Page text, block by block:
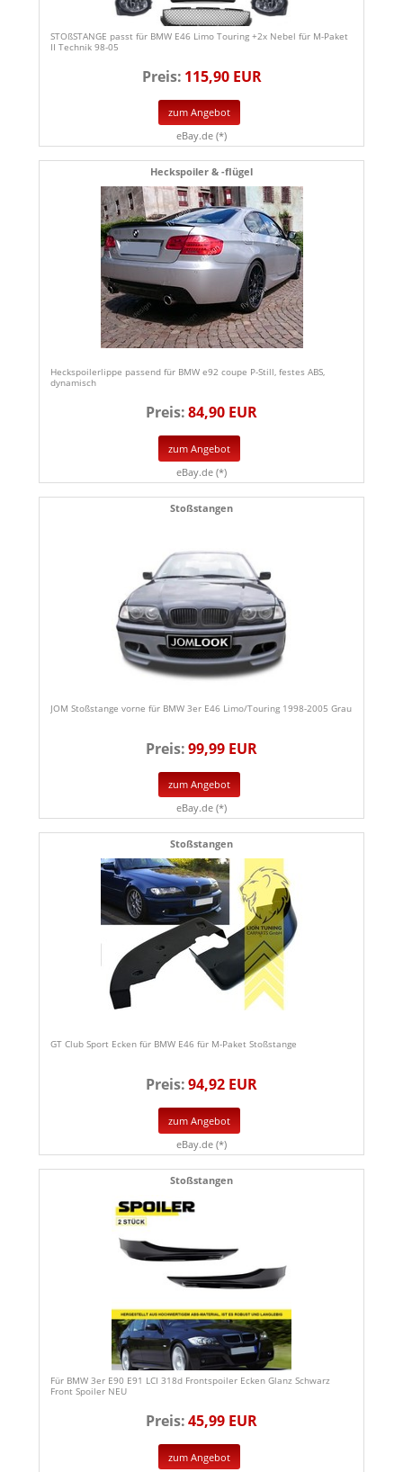
STOßSTANGE passt für BMW E46 Limo Touring +2x Nebel für M-Paket
II Technik 98-05
Preis: 115,90 EUR
zum Angebot
eBay.de (*)
Heckspoiler & -flügel
Heckspoilerlippe passend für BMW e92 coupe P-Still, festes ABS,
dynamisch
Preis:84,90 EUR
zum Angebot
eBay.de (*)
Stoßstangen
JOM Stoßstange vorne für BMW 3er E46 Limo/Touring 1998-2005 Grau
Preis:99,99 EUR
zum Angebot
eBay.de (*)
Stoßstangen
GT Club Sport Ecken für BMW E46 für M-Paket Stoßstange
Preis:94,92 EUR
zum Angebot
eBay.de (*)
Stoßstangen
Für BMW 3er E90 E91 LCI 318d Frontspoiler Ecken Glanz Schwarz
Front Spoiler NEU
Preis:45,99 EUR
zum Angebot